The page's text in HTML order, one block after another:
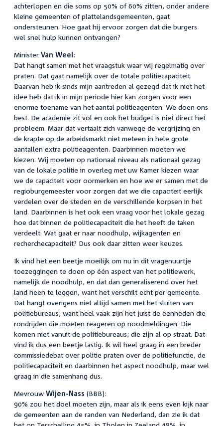
achterlopen en die soms op 50% of 60% zitten, onder andere
kleine gemeenten of plattelandsgemeenten, gaat
ondersteunen. Hoe gaat hij ervoor zorgen dat die burgers
wel snel hulp kunnen ontvangen?
Minister Van Weel:
Dat hangt samen met het vraagstuk waar wij regelmatig over
praten. Dat gaat namelijk over de totale politiecapaciteit.
Daarvan heb ik sinds mijn aantreden al gezegd dat ik niet het
idee heb dat ik in mijn periode hier kan zorgen voor een
enorme toename van het aantal politieagenten. We doen ons
best. De academie zit vol en ook het budget is niet direct het
probleem. Maar dat vertaalt zich vanwege de vergrijzing en
de krapte op de arbeidsmarkt niet meteen in hele grote
aantallen extra politieagenten. Daarbinnen moeten we
kiezen. Wij moeten op nationaal niveau als nationaal gezag
van de lokale politie in overleg met uw Kamer kiezen waar
we de capaciteit voor oormerken en hoe we er samen met de
regioburgemeester voor zorgen dat we die capaciteit eerlijk
verdelen over de steden en de verschillende korpsen in het
land. Daarbinnen is het ook een vraag voor het lokale gezag
hoe dat binnen de politiecapaciteit die het heeft de taken
verdeelt. Wat gaat er naar noodhulp, wijkagenten en
recherchecapaciteit? Dus ook daar zitten weer keuzes.
Ik vind het een beetje moeilijk om nu in dit vragenuurtje
toezeggingen te doen op één aspect van het politiewerk,
namelijk de noodhulp, en dat dan generaliserend over het
land heen te leggen, want het verschilt echt per gemeente.
Dat hangt overigens niet altijd samen met het sluiten van
politiebureaus, want heel vaak zijn het juist de eenheden die
rondrijden die moeten reageren op noodmeldingen. Die
komen niet vanuit de politiebureaus; die zijn al op straat. Dat
vind ik dus een beetje lastig. Ik wil heel graag in een breder
commissiedebat over politie praten over de politiefunctie, de
politiecapaciteit en daarbinnen het aspect noodhulp, maar wel
graag in die samenhang dus.
Mevrouw Wijen-Nass (BBB):
90% zou het doel moeten zijn, maar als ik eens even kijk naar
de gemeenten aan de randen van Nederland, dan zie ik dat